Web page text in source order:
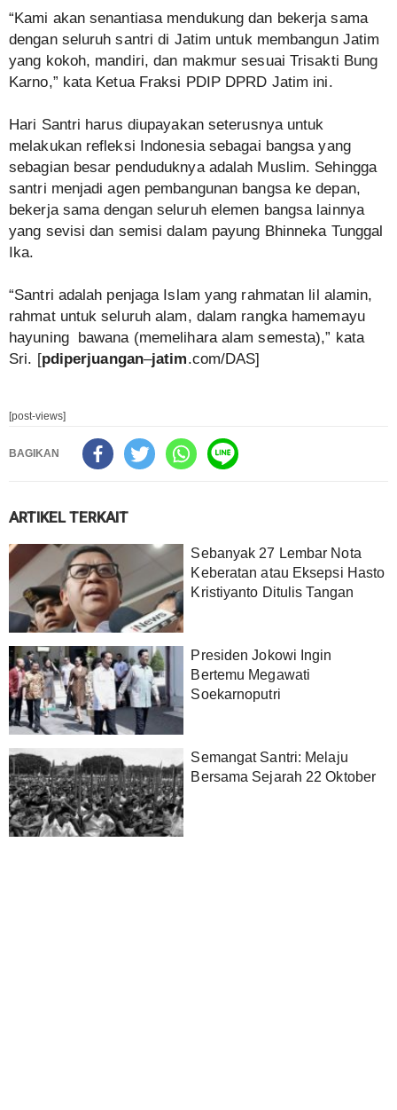
“Kami akan senantiasa mendukung dan bekerja sama
dengan seluruh santri di Jatim untuk membangun Jatim
yang kokoh, mandiri, dan makmur sesuai Trisakti Bung
Karno,” kata Ketua Fraksi PDIP DPRD Jatim ini.
Hari Santri harus diupayakan seterusnya untuk
melakukan refleksi Indonesia sebagai bangsa yang
sebagian besar penduduknya adalah Muslim. Sehingga
santri menjadi agen pembangunan bangsa ke depan,
bekerja sama dengan seluruh elemen bangsa lainnya
yang sevisi dan semisi dalam payung Bhinneka Tunggal
Ika.
“Santri adalah penjaga Islam yang rahmatan lil alamin,
rahmat untuk seluruh alam, dalam rangka hamemayu
hayuning bawana (memelihara alam semesta),” kata
Sri. [pdiperjuangan–jatim.com/DAS]
[post-views]
BAGIKAN
ARTIKEL TERKAIT
Sebanyak 27 Lembar Nota
Keberatan atau Eksepsi Hasto
Kristiyanto Ditulis Tangan
Presiden Jokowi Ingin
Bertemu Megawati
Soekarnoputri
Semangat Santri: Melaju
Bersama Sejarah 22 Oktober